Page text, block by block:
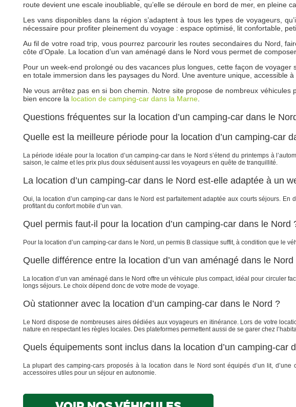
route devient une escale inoubliable, qu’elle se déroule en bord de mer, en pleine
Les vans disponibles dans la région s’adaptent à tous les types de voyageurs,
nécessaire pour profiter pleinement du voyage : espace optimisé, lit confortable,
Au fil de votre road trip, vous pourrez parcourir les routes secondaires du Nord,
côte d’Opale. La location d’un van aménagé dans le Nord vous permet de
Pour un week-end prolongé ou des vacances plus longues, cette façon de
en totale immersion dans les paysages du Nord. Une aventure unique, accessible
Ne vous arrêtez pas en si bon chemin. Notre site propose de nombreux véhicules
bien encore la location de camping-car dans la Marne.
Questions fréquentes sur la location d’un camping-car dans le
Quelle est la meilleure période pour la location d’un camping-car
La période idéale pour la location d’un camping-car dans le Nord s’étend du printemps à
saison, le calme et les prix plus doux séduisent aussi les voyageurs en quête de tranquillité.
La location d’un camping-car dans le Nord est-elle adaptée à un
Oui, la location d’un camping-car dans le Nord est parfaitement adaptée aux courts séjours.
profitant du confort mobile d’un van.
Quel permis faut-il pour la location d’un camping-car dans le Nord
Pour la location d’un camping-car dans le Nord, un permis B classique suffit, à condition que le
Quelle différence entre la location d’un van aménagé dans le
La location d’un van aménagé dans le Nord offre un véhicule plus compact, idéal pour circuler
longs séjours. Le choix dépend donc de votre mode de voyage.
Où stationner avec la location d’un camping-car dans le Nord ?
Le Nord dispose de nombreuses aires dédiées aux voyageurs en itinérance. Lors de votre
nature en respectant les règles locales. Des plateformes permettent aussi de se garer chez
Quels équipements sont inclus dans la location d’un camping-car
La plupart des camping-cars proposés à la location dans le Nord sont équipés d’un lit,
accessoires utiles pour un séjour en autonomie.